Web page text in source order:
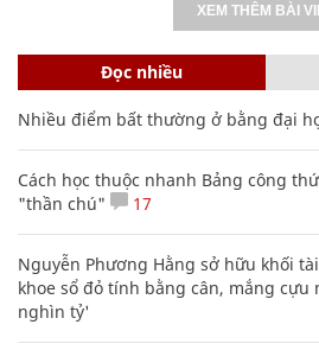
XEM THÊM BÀI
Đọc nhiều
Nhiều điểm bất thường ở bằng đại
Cách học thuộc nhanh Bảng công
"thần chú"
17
Nguyễn Phương Hằng sở hữu khối
khoe sổ đỏ tính bằng cân, mắng cựu
nghìn tỷ'